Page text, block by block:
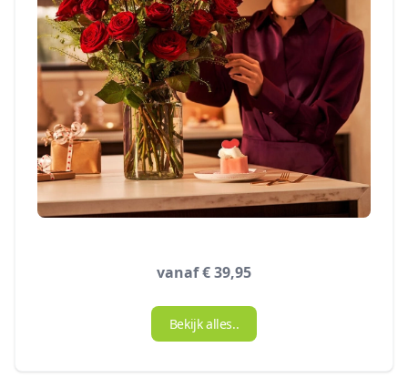
vanaf € 39,95
Bekijk alles..